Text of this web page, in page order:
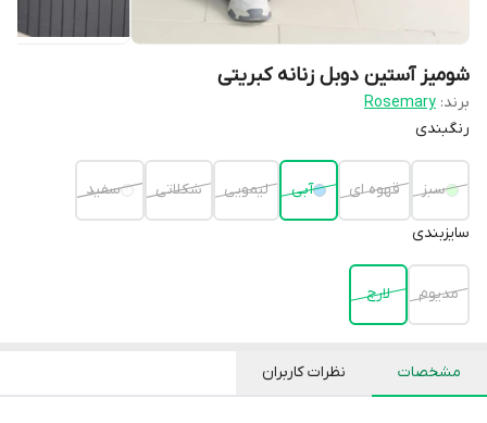
شومیز آستین دوبل زنانه کبریتی
برند: Rosemary
رنگبندی
سبز قهوه ای آبی لیمویی شکلاتی سفید
سایزبندی
مدیوم لارج
مشخصات نظرات کاربران